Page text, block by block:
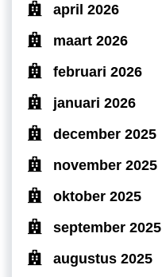
april 2026
maart 2026
februari 2026
januari 2026
december 2025
november 2025
oktober 2025
september 2025
augustus 2025